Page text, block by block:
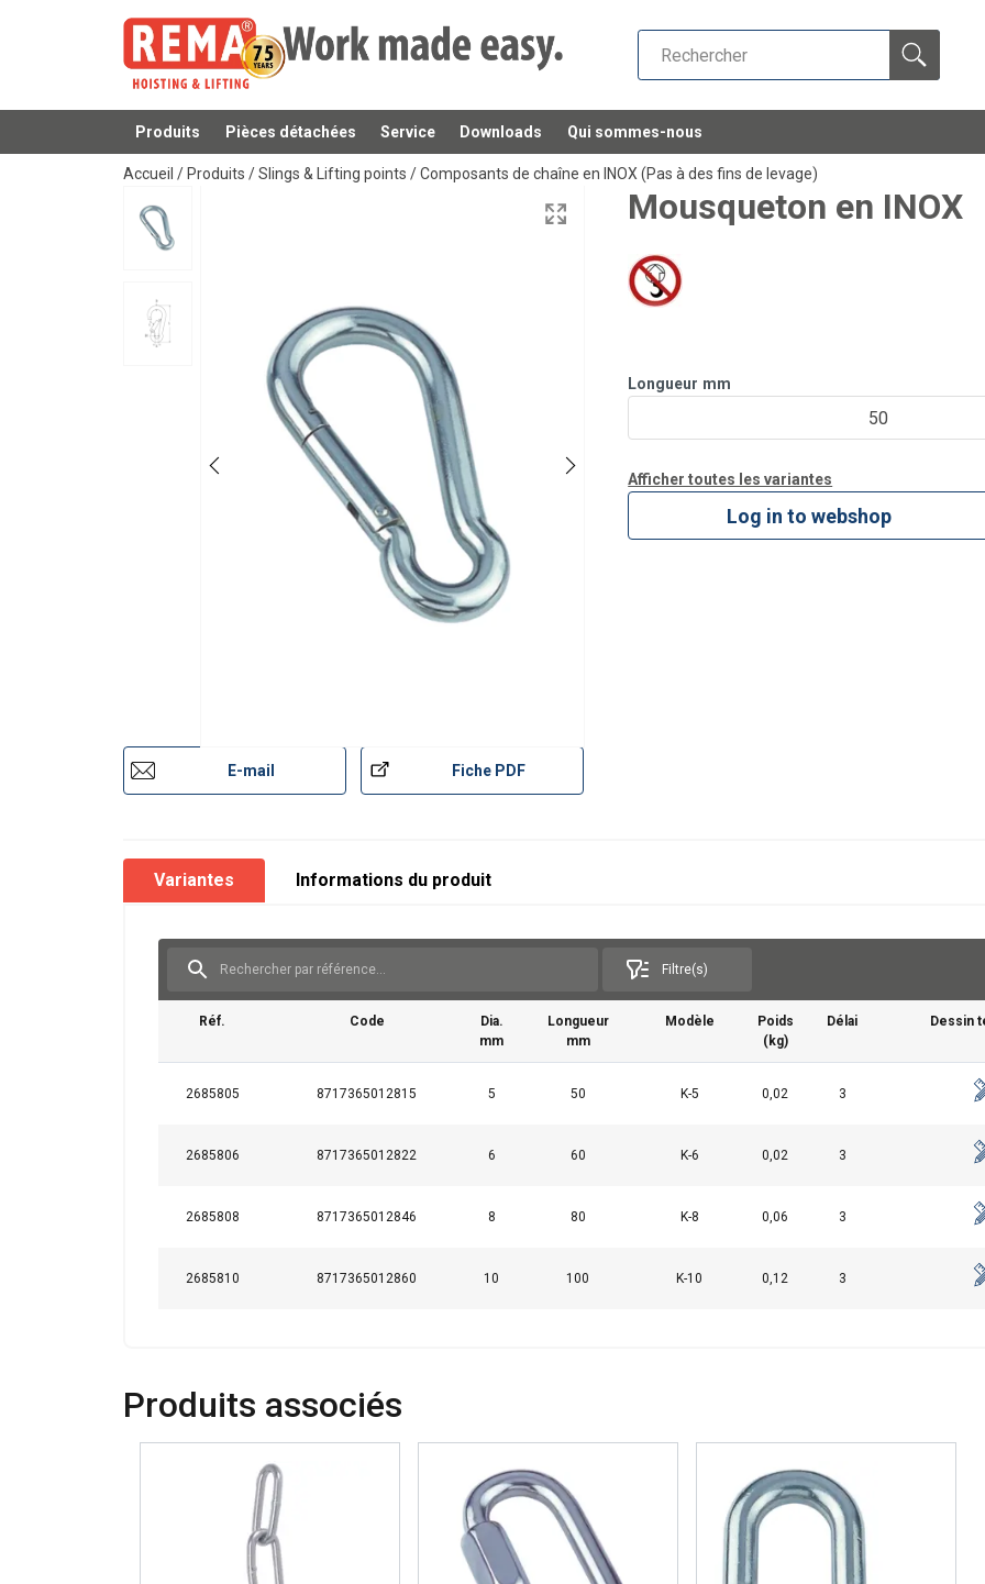
Produits Pièces détachées Service Downloads Qui sommes-nous
Ajouté au panier
Accueil / Produits /Slings & Lifting points /Composants de chaîne en INOX (Pas à des fins de levage)
Mousqueton en INOX
E-mail Fiche PDF
Longueur mm
50
Afficher toutes les variantes
Log in to webshop
Variantes Informations du produit
Filtre(s)
Réf. Code
Dia.
mm
Longueur
mm
Modèle
Poids
(kg)
Délai Dessin
2685805 8717365012815 5 50 K-5 0,02 3
2685806 8717365012822 6 60 K-6 0,02 3
2685808 8717365012846 8 80 K-8 0,06 3
2685810 8717365012860 10 100 K-10 0,12 3
Produits associéspublicité et d"analyse qui peuvent les combiner avec d"autres informations que vous
Performance Ciblage